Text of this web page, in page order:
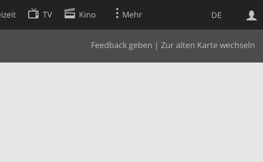
DE
TV Kino Mehr
Feedback geben | Zur alten Karte wechseln
Websuche